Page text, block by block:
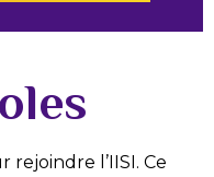
l’IISI. Ce